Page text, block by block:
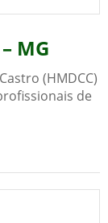
MG
(HMDCC)
de